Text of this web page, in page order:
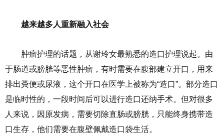
越来越多人重新融入社会
肿瘤护理的话题，从谢玲女最熟悉的造口护理说起。由
于肠道或膀胱等恶性肿瘤，有时需要在腹部建立开口，用来
排出粪便或尿液，这个开口在医学上被称为“造口”。部分造口
是临时性的，一段时间后可以进行造口还纳手术。但对很多
人来说，因原发病，需要切除直肠或膀胱，只能终身携带造
口生存，他们需要在腹壁佩戴造口袋生活。